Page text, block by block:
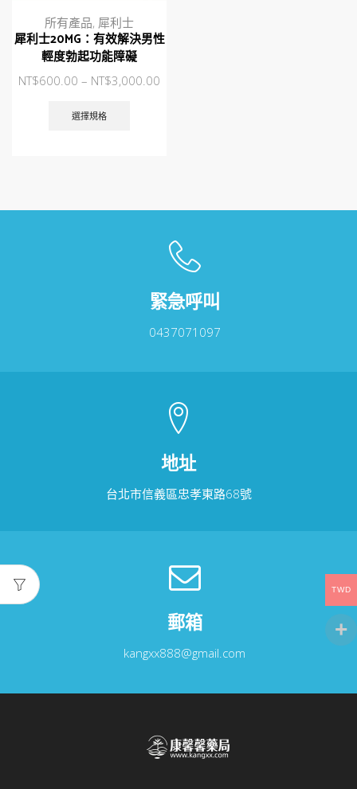
所有產品, 犀利士
犀利士20MG：有效解決男性
輕度勃起功能障礙
NT$600.00 – NT$3,000.00
選擇規格
緊急呼叫
0437071097
地址
台北市信義區忠孝東路68號
郵箱
kangxx888@gmail.com
TWD